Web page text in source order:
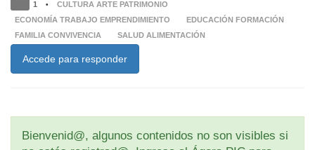
1 •
CULTURA ARTE PATRIMONIO
ECONOMÍA TRABAJO EMPRENDIMIENTO
EDUCACIÓN FORMACIÓN
FAMILIA CONVIVENCIA
SALUD ALIMENTACIÓN
Accede para responder
Bienvenid@, algunos contenidos no son visibles si